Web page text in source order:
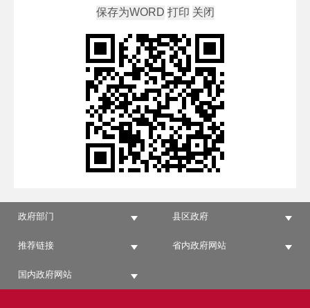
政府部门 县区政府
推荐链接 省内政府网站
国内政府网站